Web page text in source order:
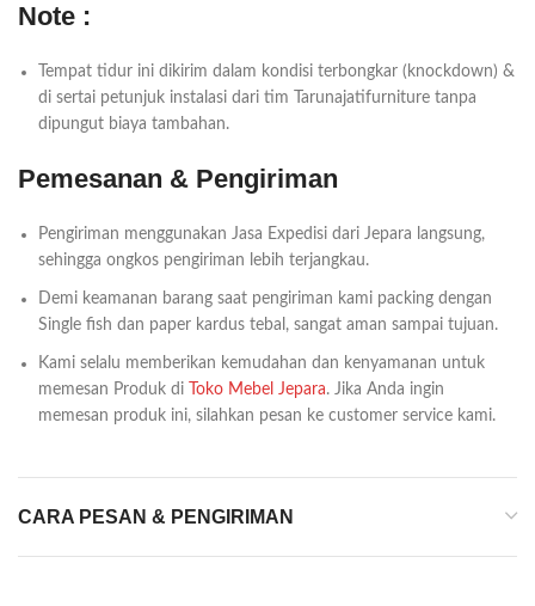
Note :
Tempat tidur ini dikirim dalam kondisi terbongkar (knockdown) &
di sertai petunjuk instalasi dari tim Tarunajatifurniture tanpa
dipungut biaya tambahan.
Pemesanan & Pengiriman
Pengiriman menggunakan Jasa Expedisi dari Jepara langsung,
sehingga ongkos pengiriman lebih terjangkau.
Demi keamanan barang saat pengiriman kami packing dengan
Single fish dan paper kardus tebal, sangat aman sampai tujuan.
Kami selalu memberikan kemudahan dan kenyamanan untuk
memesan Produk di
Toko Mebel Jepara. Jika Anda ingin
memesan produk ini, silahkan pesan ke customer service kami.
CARA PESAN & PENGIRIMAN